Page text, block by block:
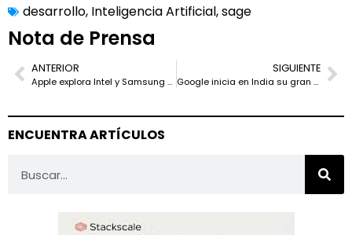
desarrollo, Inteligencia Artificial,sage
Nota de Prensa
ANTERIOR
Apple explora Intel y Samsung ante la presión sobre los nodos avanzados de TSMC
SIGUIENTE
Google inicia en India su gran hub de IA de 15.000 millones de dólares
ENCUENTRA ARTÍCULOS